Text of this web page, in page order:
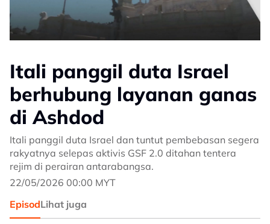
Itali panggil duta Israel
berhubung layanan ganas
di Ashdod
Itali panggil duta Israel dan tuntut pembebasan segera
rakyatnya selepas aktivis GSF 2.0 ditahan tentera
rejim di perairan antarabangsa.
22/05/2026 00:00 MYT
EpisodLihat juga